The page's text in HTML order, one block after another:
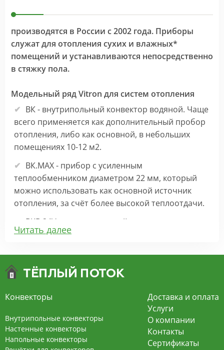
производятся в России с 2002 года. Приборы
служат для отопления сухих и влажных*
помещений и устанавливаются непосредственно
в стяжку пола.
Модельный ряд Vitron для систем отопления
ВК - внутрипольный конвектор водяной. Чаще
всего применяется как дополнительный пробор
отопления, либо как основной, в небольших
помещениях 10-12 м2.
ВК.МАХ - прибор с усиленным
теплообменником диаметром 22 мм, который
можно использовать как основной источник
отопления, за счёт более высокой теплоотдачи.
ВКВ 24V – внутрипольный конвектор
отопления с вентилятором на 24В подходит для
экономит электроэнергию и бесшумно работает.
конвекцией на 220В. За счет тангенциального
вентилятора создает принудительную
конвекцию, что позволяет обогревать
помещения большой площади.
Читать далее
Конвекторы
Внутрипольные конвекторы
Настенные конвекторы
Напольные конвекторы
Доставка и оплата
Услуги
О компании
Контакты
Сертификаты